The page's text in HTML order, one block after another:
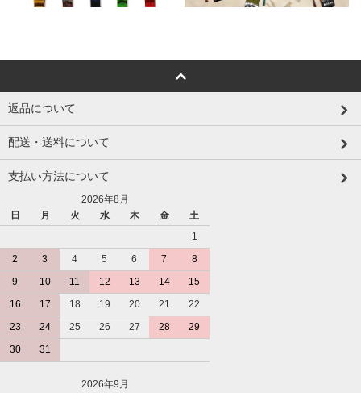
返品について
配送・送料について
支払い方法について
2026年8月
日
月 火 水 木 金
土
1
2
3 4 5 6 7
8
9
10 11 12 13 14
15
16
17 18 19 20 21
22
23
24 25 26 27 28
29
30
31
2026年9月